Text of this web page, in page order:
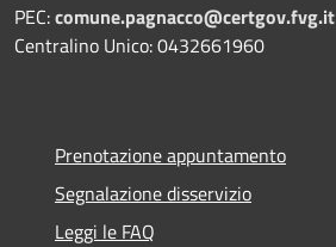
PEC:comune.pagnacco@certgov.fvg.it
Centralino Unico: 0432661960
Prenotazione appuntamento
Segnalazione disservizio
Leggi le FAQ